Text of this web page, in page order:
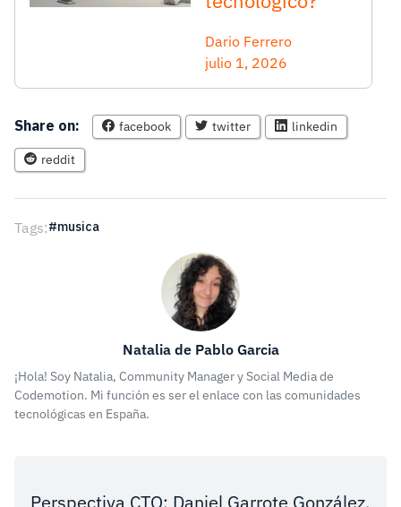
Dario Ferrero
julio 1, 2026
Share on: facebook twitter linkedin
reddit
Tags: musica
Natalia de Pablo Garcia
¡Hola! Soy Natalia, Community Manager y Social Media de
Codemotion. Mi función es ser el enlace con las comunidades
tecnológicas en España.
Perspectiva CTO: Daniel Garrote González,